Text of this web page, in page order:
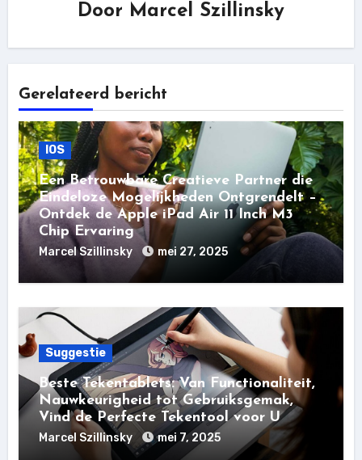
Door Marcel Szillinsky
Gerelateerd bericht
IOS
Een Betrouwbare Creatieve Partner die
Eindeloze Mogelijkheden Ontgrendelt –
Ontdek de Apple iPad Air 11 Inch M3
Chip Ervaring
Marcel Szillinsky mei 27, 2025
Suggestie
Beste Tekentablets: Van Functionaliteit,
Nauwkeurigheid tot Gebruiksgemak,
Vind de Perfecte Tekentool voor U
Marcel Szillinsky mei 7, 2025